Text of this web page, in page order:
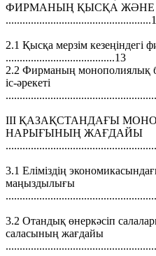
ФИРМАНЫҢ ҚЫСҚА ЖӘНЕ
2.1 Қысқа мерзiм кезеңiндегi
.......................................13
2.2 Фирманың монополиялық
iс-әрекетi
III ҚАЗАҚСТАНДАҒЫ
НАРЫҒЫНЫҢ ЖАҒДАЙЫ
3.1 Елiмiздiң
маңыздылығы
3.2 Отандық өнеркәсiп
саласының жағдайы